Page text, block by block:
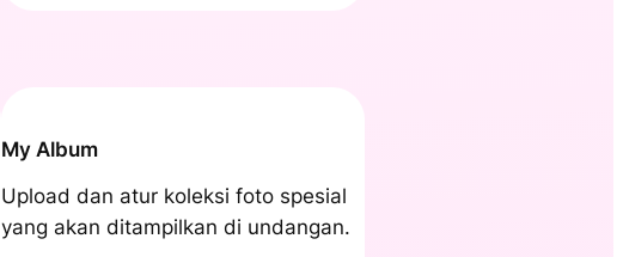
My Album
Upload dan atur koleksi foto spesial
yang akan ditampilkan di undangan.